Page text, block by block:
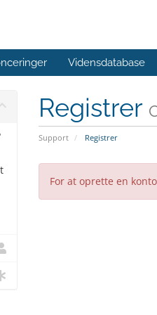
Vidensdatabase
Registrer
Support Registrer
For at oprette en